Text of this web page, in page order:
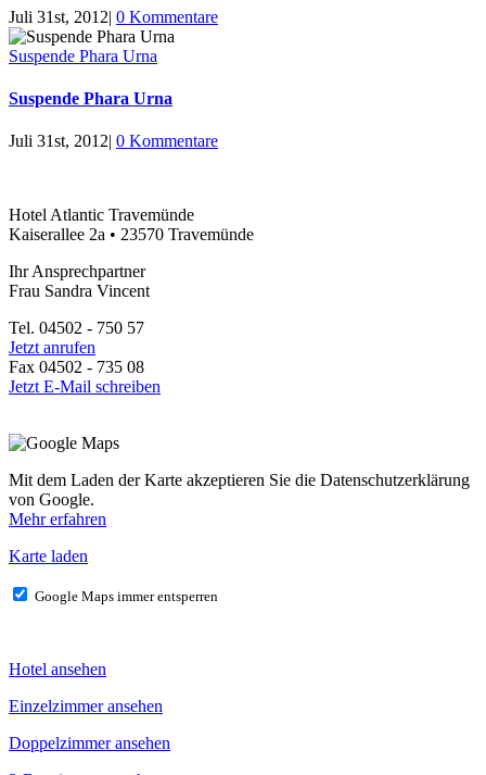
Juli 31st, 2012| 0 Kommentare
Suspende Phara Urna
Suspende Phara Urna
Juli 31st, 2012| 0 Kommentare
Hotel Atlantic Travemünde
Kaiserallee 2a • 23570 Travemünde
Ihr Ansprechpartner
Frau Sandra Vincent
Tel. 04502 - 750 57
Jetzt anrufen
Fax 04502 - 735 08
Jetzt E-Mail schreiben
Mit dem Laden der Karte akzeptieren Sie die Datenschutzerklärung
von Google.
Mehr erfahren
Karte laden
Google Maps immer entsperren
Hotel ansehen
Einzelzimmer ansehen
Doppelzimmer ansehen